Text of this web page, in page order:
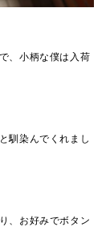
、小柄な僕は入荷
馴染んでくれまし
、お好みでボタン